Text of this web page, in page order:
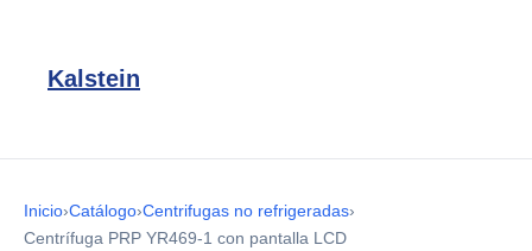
Kalstein
Inicio›Catálogo›Centrifugas no refrigeradas›
Centrífuga PRP YR469-1 con pantalla LCD